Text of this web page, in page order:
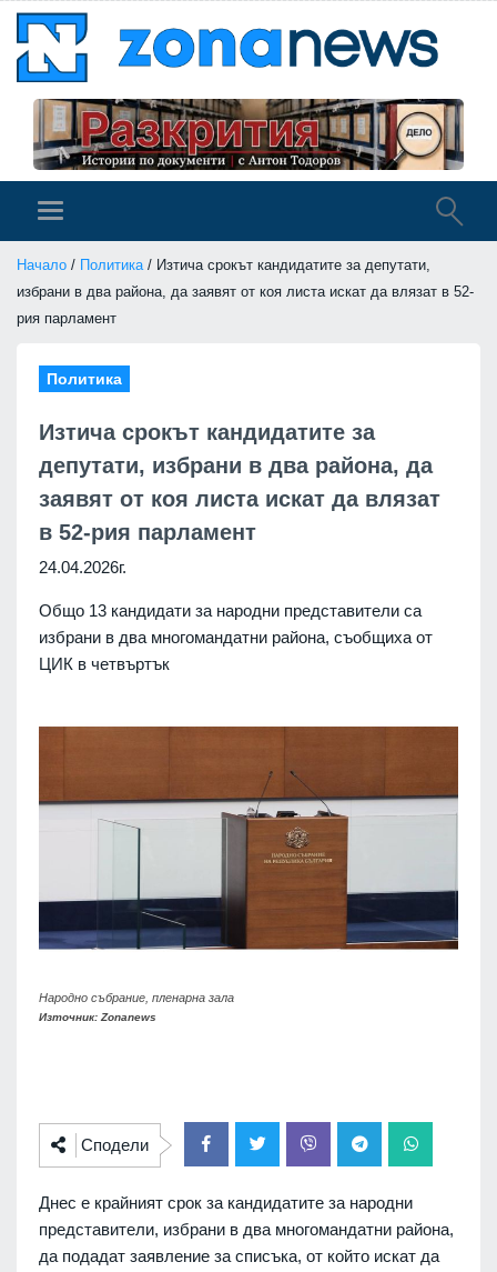
Начало / Политика/ Изтича срокът кандидатите за депутати,
избрани в два района, да заявят от коя листа искат да влязат в 52-
рия парламент
Политика
Изтича срокът кандидатите за
депутати, избрани в два района, да
заявят от коя листа искат да влязат
в 52-рия парламент
24.04.2026г.
Общо 13 кандидати за народни представители са
избрани в два многомандатни района, съобщиха от
ЦИК в четвъртък
Народно събрание, пленарна зала
Източник: Zonanews
Сподели
Днес е крайният срок за кандидатите за народни
представители, избрани в два многомандатни района,
да подадат заявление за списъка, от който искат да